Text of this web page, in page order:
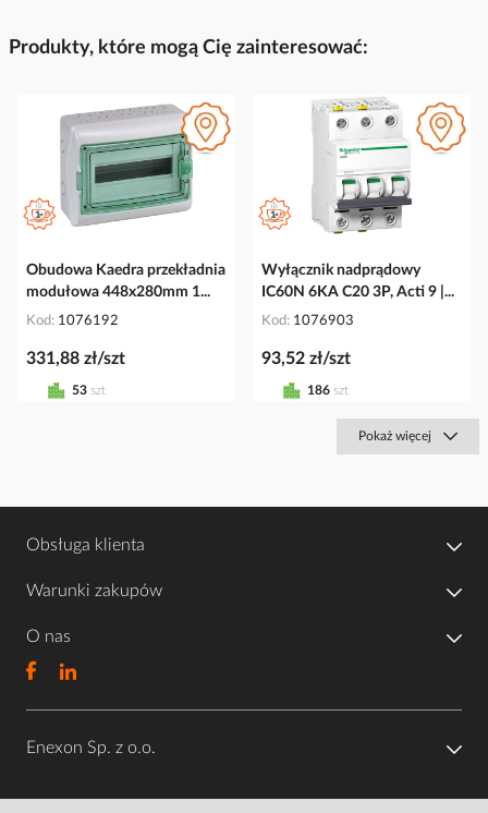
Produkty, które mogą Cię zainteresować:
Obudowa Kaedra przekładnia
modułowa 448x280mm 1...
Kod 1076192
331,88 zł/szt
53 szt
Wyłącznik nadprądowy
IC60N 6KA C20 3P, Acti 9 |...
Kod 1076903
93,52 zł/szt
186 szt
Pokaż więcej
Obsługa klienta
Warunki zakupów
O nas
Enexon Sp. z o.o.